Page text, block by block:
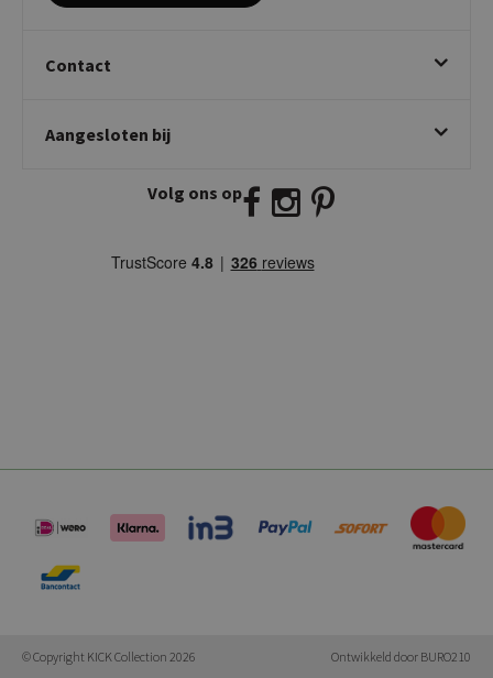
Contact
Twijnstraweg 2
info@kickcollection.nl
Aangesloten bij
Volg ons op
© Copyright KICK Collection 2026 Ontwikkeld door BURO210